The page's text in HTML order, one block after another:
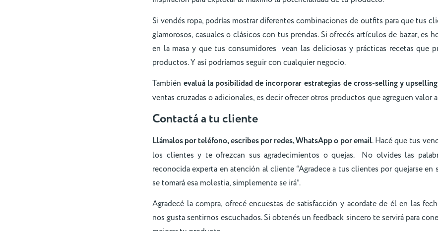
Si vendés ropa, podrías mostrar diferentes combinaciones de outfits para que tus
glamorosos, casuales o clásicos con tus prendas. Si ofrecés artículos de bazar, es
en la masa y que tus consumidores vean las deliciosas y prácticas recetas que
productos. Y así podríamos seguir con cualquier negocio.
Tambiénevaluá la posibilidad de incorporar estrategias de cross-selling y upselling
ventas cruzadas o adicionales, es decir ofrecer otros productos que agreguen valor
Contactá a tu cliente
Llámalos por teléfono, escribes por redes, WhatsApp o por email. Hacé que tus
los clientes y te ofrezcan sus agradecimientos o quejas. No olvides las
reconocida experta en atención al cliente “Agradece a tus clientes por quejarse en
se tomará esa molestia, simplemente se irá”.
Agradecé la compra, ofrecé encuestas de satisfacción y acordate de él en las
nos gusta sentirnos escuchados. Si obtenés un feedback sincero te servirá para